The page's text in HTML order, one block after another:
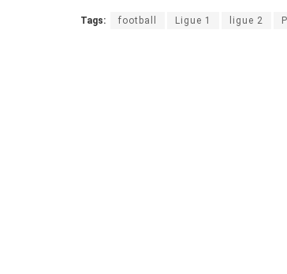
Tags: football Ligue 1 ligue 2